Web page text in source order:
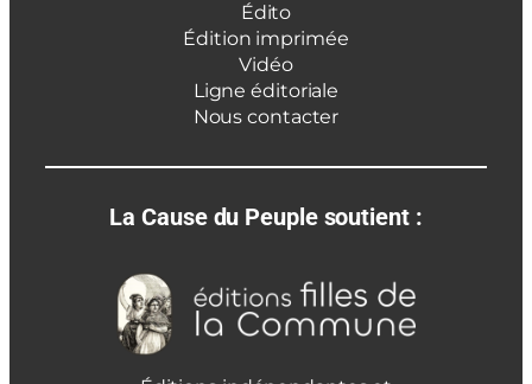
Édito
Édition imprimée
Vidéo
Ligne éditoriale
Nous contacter
La Cause du Peuple soutient :